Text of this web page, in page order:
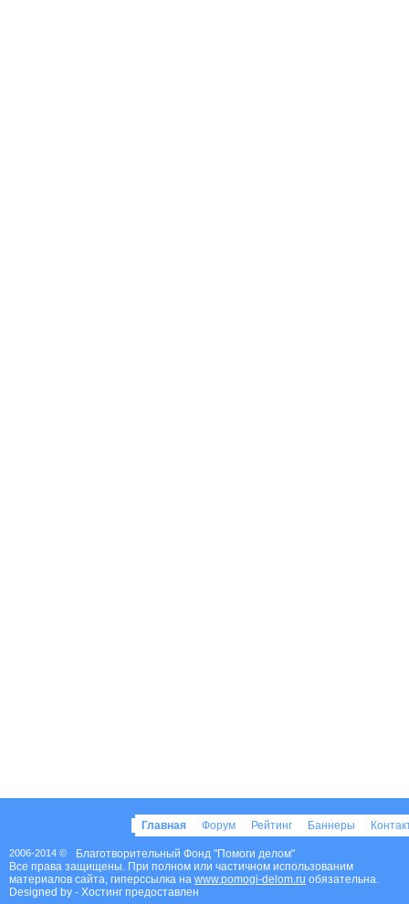
Главная Форум Рейтинг Баннеры
2006-2014 ©
Благотворительный Фонд "Помоги делом"
Все права защищены. При полном или частичном использованим
материалов сайта, гиперссылка на www.pomogi-delom.ru обязательна.
Designed by - Хостинг предоставлен